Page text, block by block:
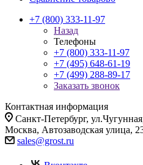
+7 (800) 333-11-97
Назад
Телефоны
+7 (800) 333-11-97
+7 (495) 648-61-19
+7 (499) 288-89-17
Заказать звонок
Контактная информация
Санкт-Петербург,
Москва, Автозаводская улица,
sales@grost.ru